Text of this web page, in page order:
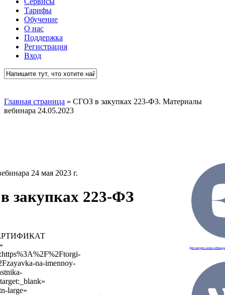
Тарифы
Обучение
О нас
Поддержка
Регистрация
Вход
Главная страница » СГОЗ в закупках 223-ФЗ. Материалы
вебинара 24.05.2023
24 мая 2023 г.
закупках 223-ФЗ
na-imennoy-
large»
Дзен смотреть запись вебинара